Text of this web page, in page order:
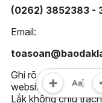
(0262) 3852383 -
Email:
Ghi rõ nguồn "Báo
website này. Các
Lắk không chịu